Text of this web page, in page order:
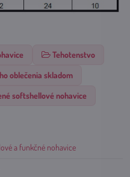
Tehotenstvo
oblečenia skladom
softshellové nohavice
a funkčné nohavice